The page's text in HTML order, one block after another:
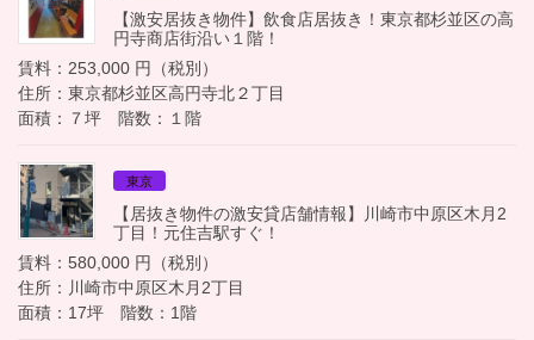
【激安居抜き物件】飲食店居抜き！東京都杉並区の高
円寺商店街沿い１階！
賃料：253,000 円（税別）
住所：東京都杉並区高円寺北２丁目
面積：７坪 階数：１階
東京
【居抜き物件の激安貸店舗情報】川崎市中原区木月2
丁目！元住吉駅すぐ！
賃料：580,000 円（税別）
住所：川崎市中原区木月2丁目
面積：17坪 階数：1階